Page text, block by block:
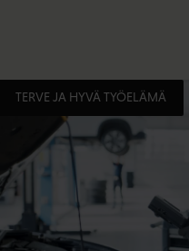
TERVE JA HYVÄ TYÖELÄMÄ